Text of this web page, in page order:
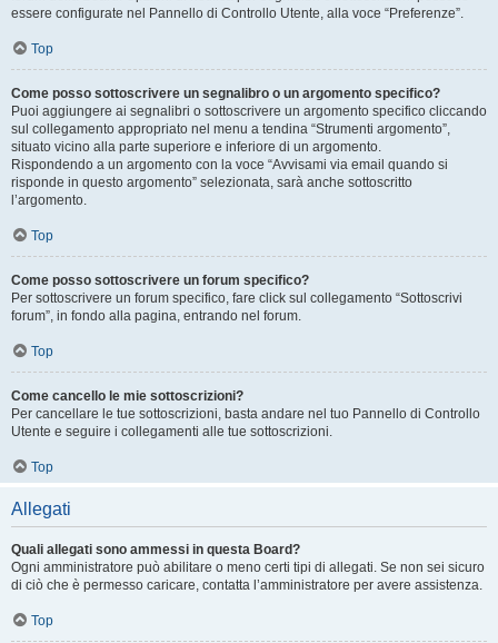
essere configurate nel Pannello di Controllo Utente, alla voce “Preferenze”.
Top
Come posso sottoscrivere un segnalibro o un argomento specifico?
Puoi aggiungere ai segnalibri o sottoscrivere un argomento specifico cliccando
sul collegamento appropriato nel menu a tendina “Strumenti argomento”,
situato vicino alla parte superiore e inferiore di un argomento.
Rispondendo a un argomento con la voce “Avvisami via email quando si
risponde in questo argomento” selezionata, sarà anche sottoscritto
l’argomento.
Top
Come posso sottoscrivere un forum specifico?
Per sottoscrivere un forum specifico, fare click sul collegamento “Sottoscrivi
forum”, in fondo alla pagina, entrando nel forum.
Top
Come cancello le mie sottoscrizioni?
Per cancellare le tue sottoscrizioni, basta andare nel tuo Pannello di Controllo
Utente e seguire i collegamenti alle tue sottoscrizioni.
Top
Allegati
Quali allegati sono ammessi in questa Board?
Ogni amministratore può abilitare o meno certi tipi di allegati. Se non sei sicuro
di ciò che è permesso caricare, contatta l’amministratore per avere assistenza.
Top